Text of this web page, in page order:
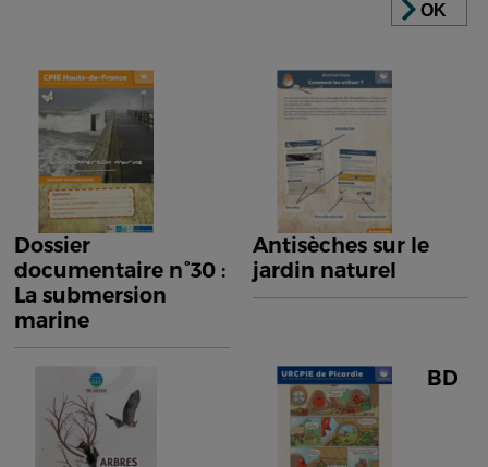
OK
Dossier
documentaire n°30 :
La submersion
marine
Antisèches sur le
jardin naturel
BD